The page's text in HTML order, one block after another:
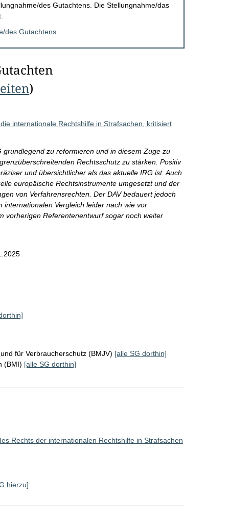
des Gutachtens. Die Stellungnahme/das
des Gutachtens
)
internationale Rechtshilfe in Strafsachen, kritisiert
zu reformieren und in diesem Zuge zu
Rechtsschutz zu stärken. Positiv
und übersichtlicher als das aktuelle IRG ist. Auch
europäische Rechtsinstrumente umgesetzt und der
von Verfahrensrechten. Der DAV bedauert jedoch
internationalen Vergleich leider nach wie vor
vorherigen Referentenentwurf sogar noch weiter
für Verbraucherschutz (BMJV) [alle SG dorthin]
(BMI) [alle SG dorthin]
Rechts der internationalen Rechtshilfe in Strafsachen
hierzu]